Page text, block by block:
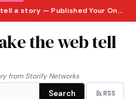
Storify – Make the web tell a story — Published Your Online Story from Storify Networks · Thursday, August 6, 2026
the web tell
from Storify Networks
Search RSS